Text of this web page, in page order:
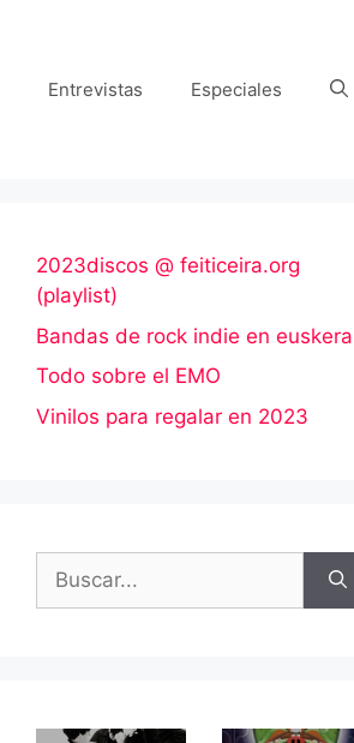
Entrevistas Especiales
2023discos @ feiticeira.org
(playlist)
Bandas de rock indie en euskera
Todo sobre el EMO
Vinilos para regalar en 2023